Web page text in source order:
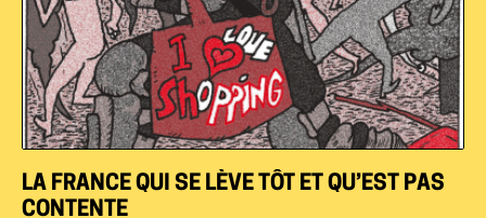
LA FRANCE QUI SE LÈVE TÔT ET QU’EST PAS
CONTENTE